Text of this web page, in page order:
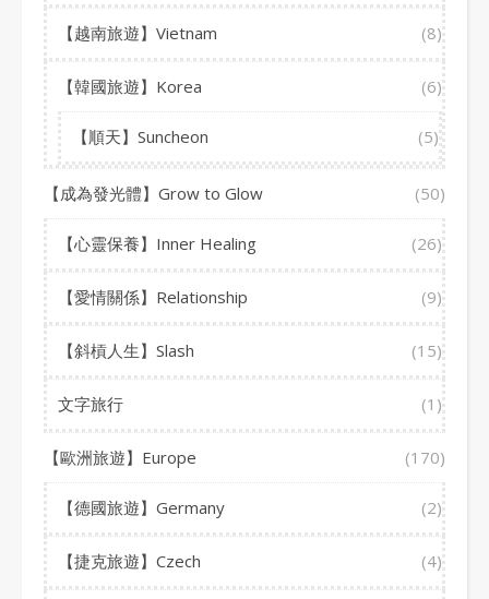
【越南旅遊】Vietnam (8)
【韓國旅遊】Korea (6)
【順天】Suncheon (5)
【成為發光體】Grow to Glow (50)
【心靈保養】Inner Healing (26)
【愛情關係】Relationship (9)
【斜槓人生】Slash (15)
文字旅行 (1)
【歐洲旅遊】Europe (170)
【德國旅遊】Germany (2)
【捷克旅遊】Czech (4)